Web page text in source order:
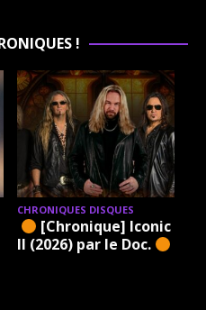
!
CHRONIQUES DISQUES
[Chronique] Iconic –
II (2026) par le Doc.